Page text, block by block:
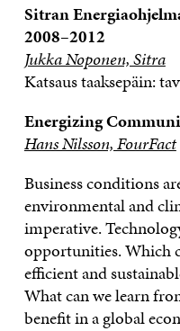
Sitran
2008–2012
Jukka Noponen, Sitra
Katsaus taaksepäin:
Energizing
Hans Nilsson, FourFact
Business conditions
environmental and
imperative.
opportunities. Which
efficient and
What can we learn
benefit in a global